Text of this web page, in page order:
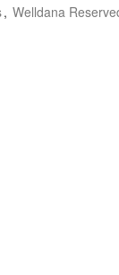
, Welldana